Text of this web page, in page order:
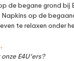
de begane grond
op de
te relaxen onder
E4U’ers?